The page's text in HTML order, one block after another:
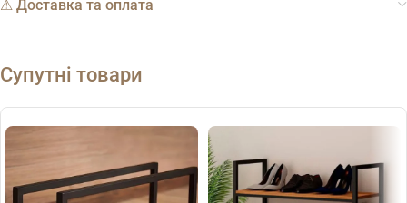
⚠︎ Доставка та оплата
Супутні товари